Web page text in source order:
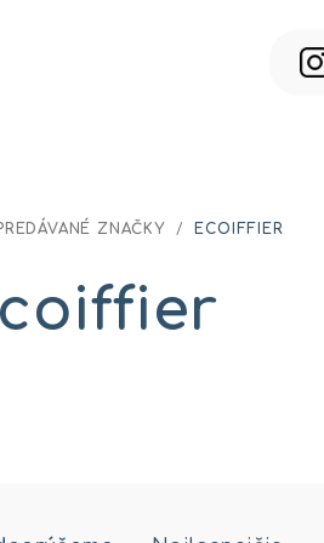
ZNAČKY / ECOIFFIER